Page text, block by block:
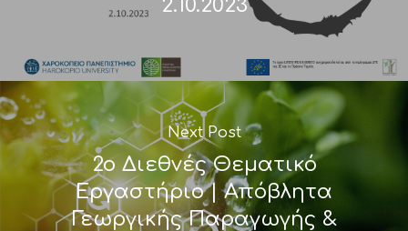
2.10.2023
Next Post
2o Διεθνές Θεματικό
Εργαστήριο | Απόβλητα
Γεωργικής Παραγωγής &